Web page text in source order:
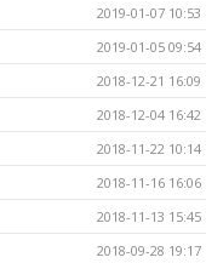
2019-01-07 10:53
2019-01-05 09:54
2018-12-21 16:09
2018-12-04 16:42
2018-11-22 10:14
2018-11-16 16:06
2018-11-13 15:45
2018-09-28 19:17